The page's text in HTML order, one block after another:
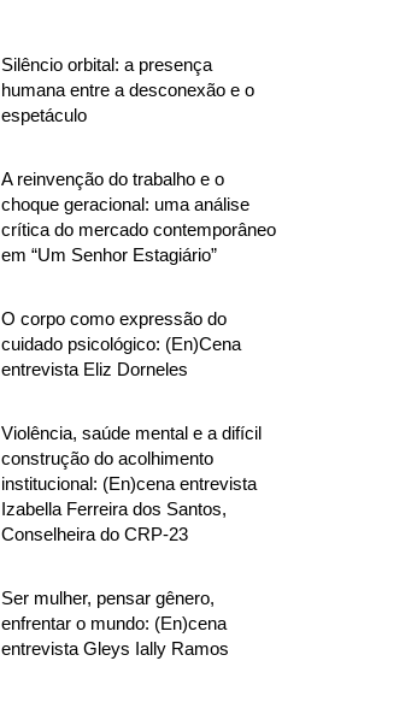
Silêncio orbital: a presença
humana entre a desconexão e o
espetáculo
A reinvenção do trabalho e o
choque geracional: uma análise
crítica do mercado contemporâneo
em “Um Senhor Estagiário”
O corpo como expressão do
cuidado psicológico: (En)Cena
entrevista Eliz Dorneles
Violência, saúde mental e a difícil
construção do acolhimento
institucional: (En)cena entrevista
Izabella Ferreira dos Santos,
Conselheira do CRP-23
Ser mulher, pensar gênero,
enfrentar o mundo: (En)cena
entrevista Gleys Ially Ramos